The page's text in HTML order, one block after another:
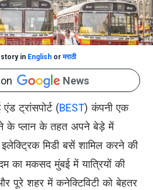
story in Englishorमराठी
News
ट्रांसपोर्ट (BEST) कंपनी एक
के प्लान के तहत अपने बेड़े में
मिडी बसें शामिल करने की
का मकसद मुंबई में यात्रियों की
पूरे शहर में कनेक्टिविटी को बेहतर